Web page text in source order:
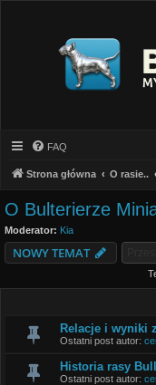
FAQ
Strona główna O rasie..
O Bulterierze
Moderator: Kia
NOWY TEMAT
Relacje i wyniki
Ostatni post autor:
Historia rasy
Ostatni post autor: